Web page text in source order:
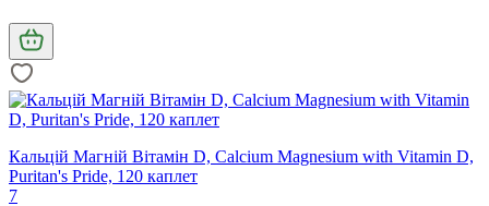
Кальцій Магній Вітамін D, Calcium Magnesium with Vitamin D,
Puritan's Pride, 120 каплет
7